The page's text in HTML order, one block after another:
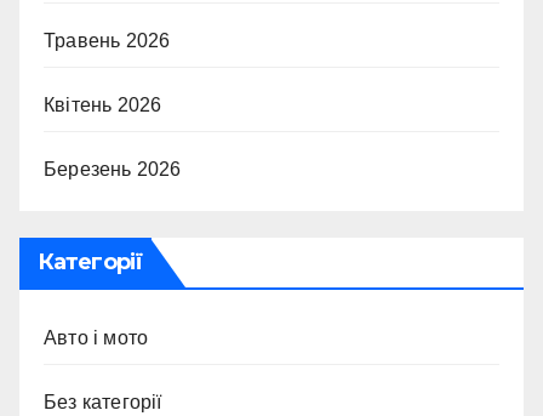
Травень 2026
Квітень 2026
Березень 2026
Категорії
Авто і мото
Без категорії